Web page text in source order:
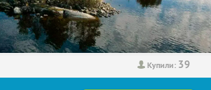
Купили: 39